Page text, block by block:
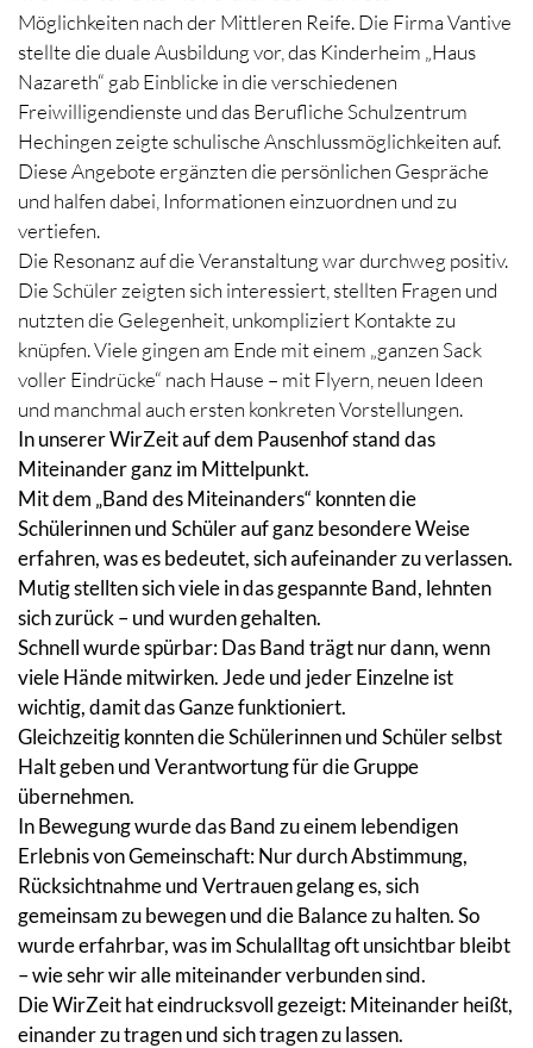
Möglichkeiten nach der Mittleren Reife. Die Firma Vantive
stellte die duale Ausbildung vor, das Kinderheim „Haus
Nazareth“ gab Einblicke in die verschiedenen
Freiwilligendienste und das Berufliche Schulzentrum
Hechingen zeigte schulische Anschlussmöglichkeiten auf.
Diese Angebote ergänzten die persönlichen Gespräche
und halfen dabei, Informationen einzuordnen und zu
vertiefen.
Die Resonanz auf die Veranstaltung war durchweg positiv.
Die Schüler zeigten sich interessiert, stellten Fragen und
nutzten die Gelegenheit, unkompliziert Kontakte zu
knüpfen. Viele gingen am Ende mit einem „ganzen Sack
voller Eindrücke“ nach Hause – mit Flyern, neuen Ideen
und manchmal auch ersten konkreten Vorstellungen.
In unserer WirZeit auf dem Pausenhof stand das
Miteinander ganz im Mittelpunkt.
Mit dem „Band des Miteinanders“ konnten die
Schülerinnen und Schüler auf ganz besondere Weise
erfahren, was es bedeutet, sich aufeinander zu verlassen.
Mutig stellten sich viele in das gespannte Band, lehnten
sich zurück – und wurden gehalten.
Schnell wurde spürbar: Das Band trägt nur dann, wenn
viele Hände mitwirken. Jede und jeder Einzelne ist
wichtig, damit das Ganze funktioniert.
Gleichzeitig konnten die Schülerinnen und Schüler selbst
Halt geben und Verantwortung für die Gruppe
übernehmen.
In Bewegung wurde das Band zu einem lebendigen
Erlebnis von Gemeinschaft: Nur durch Abstimmung,
Rücksichtnahme und Vertrauen gelang es, sich
gemeinsam zu bewegen und die Balance zu halten. So
wurde erfahrbar, was im Schulalltag oft unsichtbar bleibt
– wie sehr wir alle miteinander verbunden sind.
Die WirZeit hat eindrucksvoll gezeigt: Miteinander heißt,
einander zu tragen und sich tragen zu lassen.